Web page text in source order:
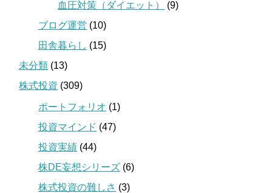
血圧対策（ダイエット）
(9)
ブログ運営 (10)
田舎暮らし (15)
未分類 (13)
株式投資 (309)
ポートフォリオ (1)
投資マインド (47)
投資実績 (44)
株DE妄想シリーズ (6)
株式投資の難しさ (3)